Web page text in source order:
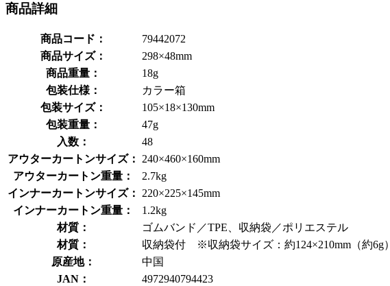
商品詳細
商品コード：
79442072
商品サイズ：
298×48mm
商品重量：
18g
包装仕様：
カラー箱
包装サイズ：
105×18×130mm
包装重量：
47g
入数：
48
アウターカートンサイズ：
240×460×160mm
アウターカートン重量：
2.7kg
インナーカートンサイズ：
220×225×145mm
インナーカートン重量：
1.2kg
材質：
ゴムバンド／TPE、収納袋／ポリエステル
材質：
収納袋付 ※収納袋サイズ：約124×210mm（約6g）
原産地：
中国
JAN：
4972940794423